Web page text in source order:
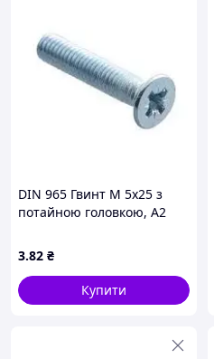
DIN 965 Гвинт М 5х25 з
потайною головкою, А2
3.82 ₴
Купити